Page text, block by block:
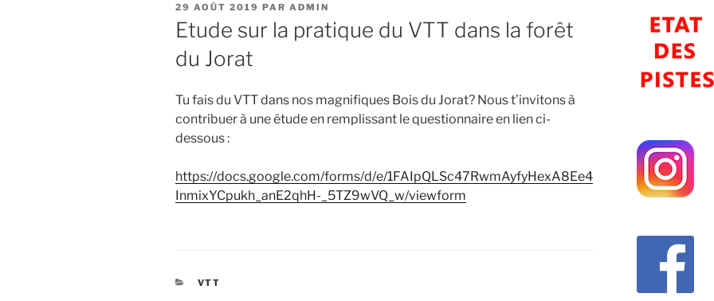
PUBLIÉ
LE
29 AOÛT 2019 PAR ADMIN
Etude sur la pratique du VTT dans la forêt
du Jorat
Tu fais du VTT dans nos magnifiques Bois du Jorat? Nous t’invitons à
contribuer à une étude en remplissant le questionnaire en lien ci-
dessous :
https://docs.google.com/forms/d/e/1FAIpQLSc47RwmAyfyHexA8Ee4
InmixYCpukh_anE2qhH-_5TZ9wVQ_w/viewform
CATÉGORIES
VTT